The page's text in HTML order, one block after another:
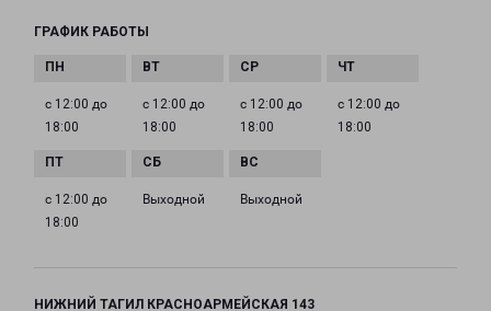
ГРАФИК РАБОТЫ
с 12:00 до
18:00
с 12:00 до
18:00
с 12:00 до
18:00
с 12:00 до
18:00
с 12:00 до
18:00
Выходной Выходной
НИЖНИЙ ТАГИЛ КРАСНОАРМЕЙСКАЯ 143